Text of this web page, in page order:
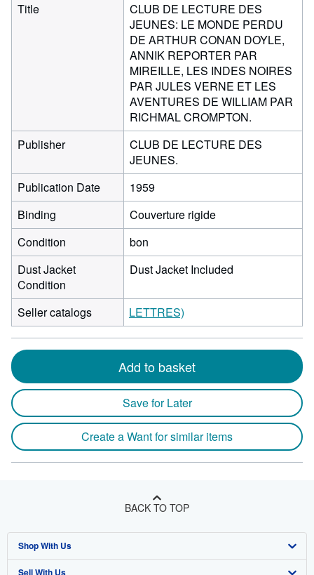
Title
CLUB DE LECTURE DES
JEUNES: LE MONDE PERDU
DE ARTHUR CONAN DOYLE,
ANNIK REPORTER PAR
MIREILLE, LES INDES NOIRES
PAR JULES VERNE ET LES
AVENTURES DE WILLIAM PAR
RICHMAL CROMPTON.
Publisher
CLUB DE LECTURE DES
JEUNES.
Publication Date
1959
Binding
Couverture rigide
Condition
bon
Dust Jacket
Condition
Dust Jacket Included
Seller catalogs LETTRES)
Add to basket
Save for Later
Create a Want for similar items
BACK TO TOP
Shop With Us
Advanced Search
Sell With Us